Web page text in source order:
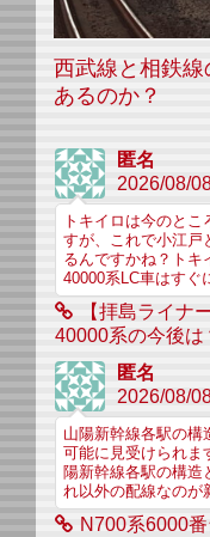
西武線と相鉄
あるのか？
匿名
2026/08/
トキイロは今のと
すが、これで小江戸
るんですかね？トキ
40000系LC車はすぐ
【拝島ライナ
40000系の今後は
匿名
2026/08/
山陽新幹線各駅の構
可能に見受けられま
陽新幹線各駅の構造
れ以外の配線なのが
N700系6000